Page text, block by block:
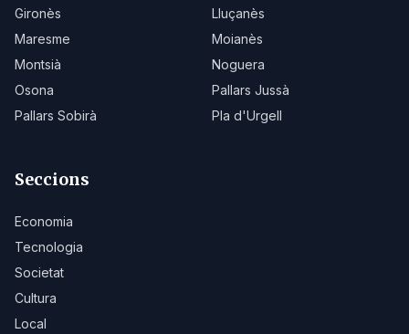
Gironès
Lluçanès
Maresme
Moianès
Montsià
Noguera
Osona
Pallars Jussà
Pallars Sobirà
Pla d'Urgell
Seccions
Economia
Tecnologia
Societat
Cultura
Local